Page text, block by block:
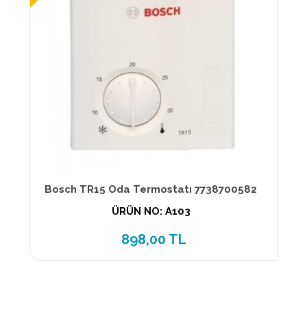
Bosch TR15 Oda Termostatı 7738700582
ÜRÜN NO: A103
898,00 TL